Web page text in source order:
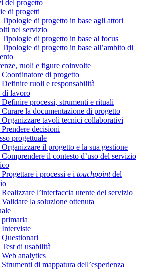
del progetto
di progetti
di progetto in base agli attori
nel servizio
di progetto in base al focus
di progetto in base all’ambito di
ruoli e figure coinvolte
di progetto
ruoli e responsabilità
di lavoro
processi, strumenti e rituali
la documentazione di progetto
tavoli tecnici collaborativi
decisioni
progettuale
il progetto e la sua gestione
il contesto d’uso del servizio
i processi e i touchpointdel
l’interfaccia utente del servizio
la soluzione ottenuta
di usabilità
analytics
di mappatura dell’esperienza